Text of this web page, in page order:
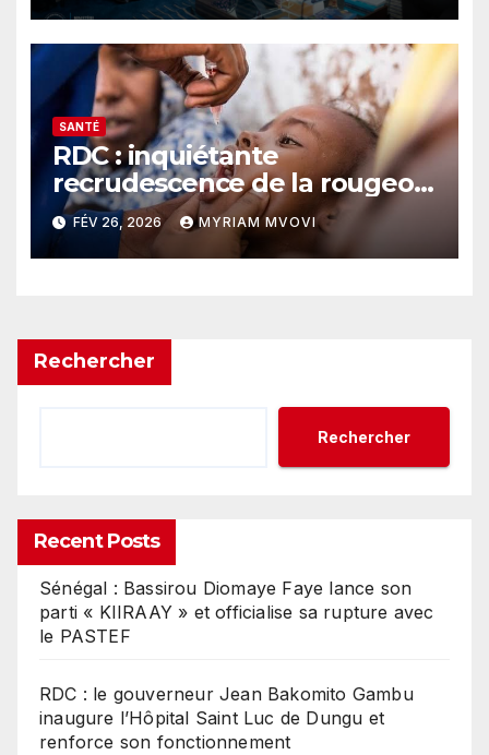
SANTÉ
RDC : inquiétante
recrudescence de la rougeole
au Kasaï-Oriental avec 338
nouveaux cas signalés
FÉV 26, 2026 MYRIAM MVOVI
Rechercher
Rechercher
Recent Posts
Sénégal : Bassirou Diomaye Faye lance son
parti « KIIRAAY » et officialise sa rupture avec
le PASTEF
RDC : le gouverneur Jean Bakomito Gambu
inaugure l’Hôpital Saint Luc de Dungu et
renforce son fonctionnement